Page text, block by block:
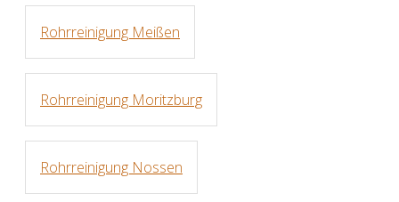
Rohrreinigung Meißen
Rohrreinigung Moritzburg
Rohrreinigung Nossen